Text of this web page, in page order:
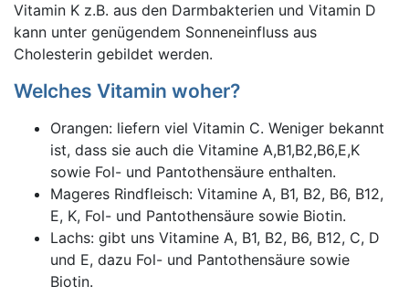
Vitamin K z.B. aus den Darmbakterien und Vitamin D
kann unter genügendem Sonneneinfluss aus
Cholesterin gebildet werden.
Welches Vitamin woher?
Orangen: liefern viel Vitamin C. Weniger bekannt
ist, dass sie auch die Vitamine A,B1,B2,B6,E,K
sowie Fol- und Pantothensäure enthalten.
Mageres Rindfleisch: Vitamine A, B1, B2, B6, B12,
E, K, Fol- und Pantothensäure sowie Biotin.
Lachs: gibt uns Vitamine A, B1, B2, B6, B12, C, D
und E, dazu Fol- und Pantothensäure sowie
Biotin.